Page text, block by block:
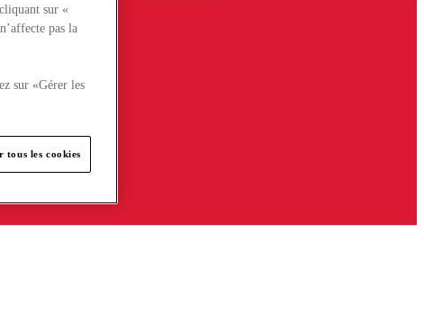
sur «
pas la
sur «Gérer les
tous les cookies